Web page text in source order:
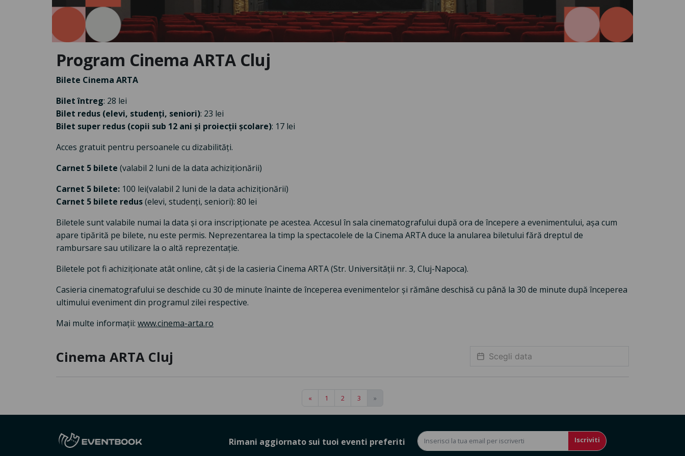
Program Cinema ARTA Cluj
Bilete Cinema ARTA
Bilet întreg: 28 lei
Bilet redus (elevi, studenți, seniori): 23 lei
Bilet super redus (copii sub 12 ani și proiecții școlare): 17 lei
Acces gratuit pentru persoanele cu dizabilități.
Carnet 5 bilete (valabil 2 luni de la data achiziționării)
Carnet 5 bilete: 100 lei(valabil 2 luni de la data achiziționării)
Carnet 5 bilete redus(elevi, studenți, seniori): 80 lei
Biletele sunt valabile numai la data și ora inscripționate pe acestea. Accesul în sala cinematografului după ora de începere a evenimentului, așa cum
apare tipărită pe bilete, nu este permis. Neprezentarea la timp la spectacolele de la Cinema ARTA duce la anularea biletului fără dreptul de
rambursare sau utilizare la o altă reprezentație.
Biletele pot fi achiziționate atât online, cât și de la casieria Cinema ARTA (Str. Universității nr. 3, Cluj-Napoca).
Casieria cinematografului se deschide cu 30 de minute înainte de începerea evenimentelor și rămâne deschisă cu până la 30 de minute după începerea
ultimului eveniment din programul zilei respective.
Mai multe informații: www.cinema-arta.ro
Cinema ARTA Cluj
« 1 2 3 »
Rimani aggiornato sui tuoi eventi preferiti Iscriviti